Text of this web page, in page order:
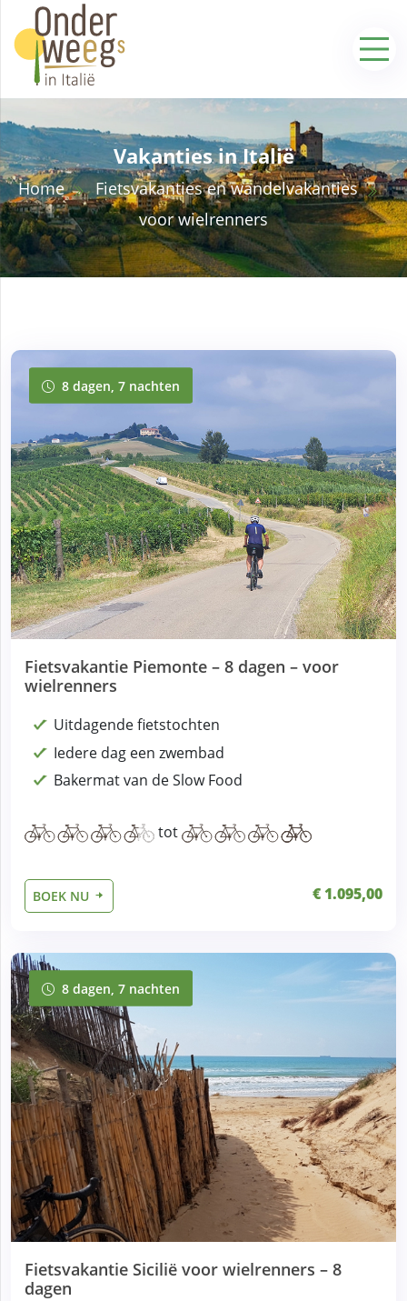
Vakanties in Italië
Home
Fietsvakanties en wandelvakanties
voor wielrenners
8 dagen, 7 nachten
8 dagen, 7 nachten
Fietsvakantie Piemonte – 8 dagen – voor
wielrenners
Uitdagende fietstochten
Iedere dag een zwembad
Bakermat van de Slow Food
tot
BOEK NU € 1.095,00
8 dagen, 7 nachten
8 dagen, 7 nachten
Fietsvakantie Sicilië voor wielrenners – 8
dagen